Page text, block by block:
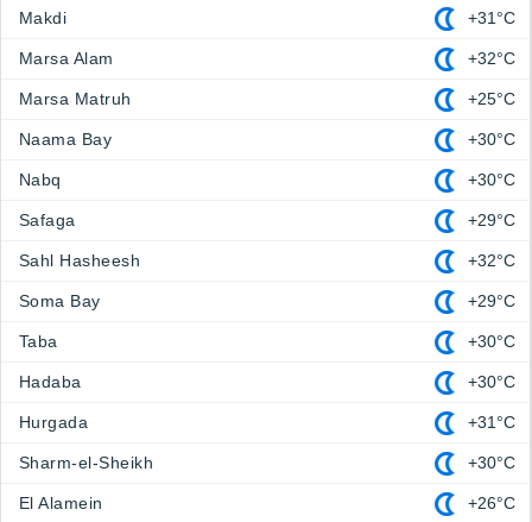
Makdi +31°C
Marsa Alam +32°C
Marsa Matruh +25°C
Naama Bay +30°C
Nabq +30°C
Safaga +29°C
Sahl Hasheesh +32°C
Soma Bay +29°C
Taba +30°C
Hadaba +30°C
Hurgada +31°C
Sharm-el-Sheikh +30°C
El Alamein +26°C